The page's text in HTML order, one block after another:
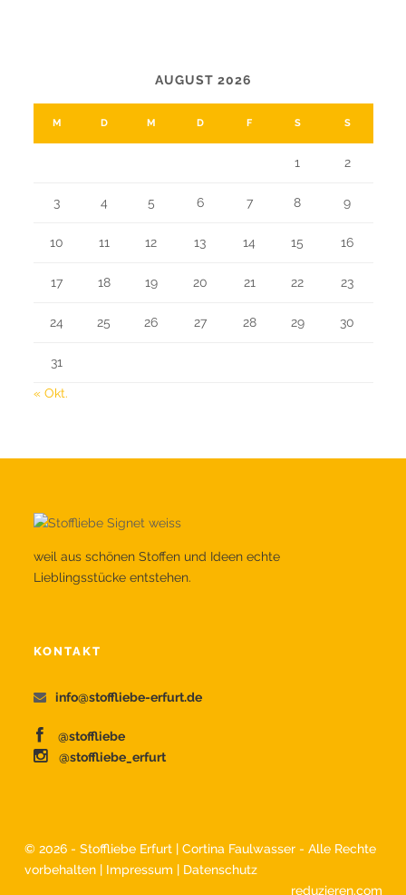
AUGUST 2026
M D M D F S S
1 2
3 4 5 6 7 8 9
10 11 12 13 14 15 16
17 18 19 20 21 22 23
24 25 26 27 28 29 30
31
« Okt.
weil aus schönen Stoffen und Ideen echte
Lieblingsstücke entstehen.
KONTAKT
info@stoffliebe-erfurt.de
@stoffliebe
@stoffliebe_erfurt
© 2026 - Stoffliebe Erfurt | Cortina Faulwasser - Alle Rechte
vorbehalten | Impressum | Datenschutz
reduzieren.com